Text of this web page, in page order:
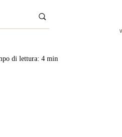
di lettura: 4 min